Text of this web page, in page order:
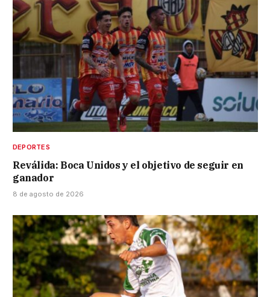
DEPORTES
Reválida: Boca Unidos y el objetivo de seguir en
ganador
8 de agosto de 2026